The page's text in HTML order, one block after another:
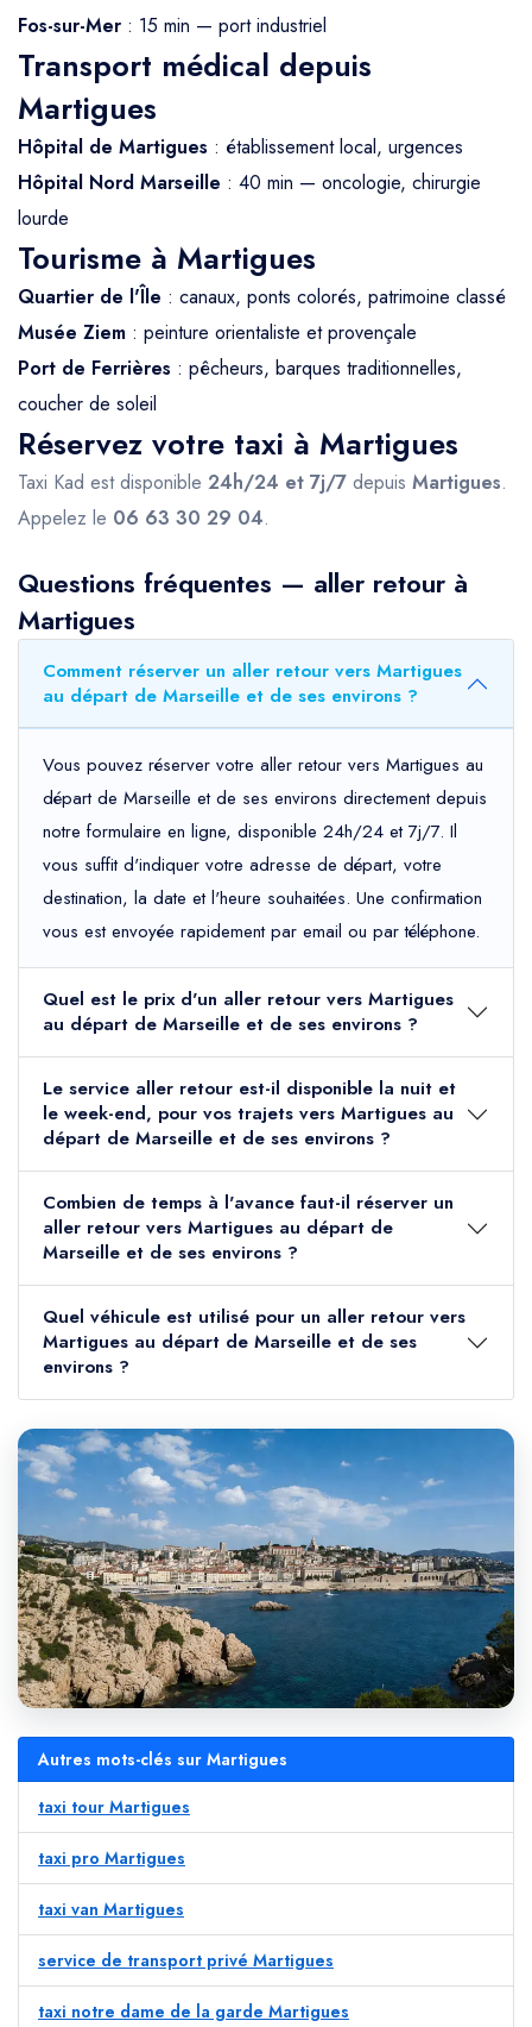
Fos-sur-Mer : 15 min — port industriel
Transport médical depuis
Martigues
Hôpital de Martigues : établissement local, urgences
Hôpital Nord Marseille : 40 min — oncologie, chirurgie
lourde
Tourisme à Martigues
Quartier de l'Île : canaux, ponts colorés, patrimoine classé
Musée Ziem : peinture orientaliste et provençale
Port de Ferrières : pêcheurs, barques traditionnelles,
coucher de soleil
Réservez votre taxi à Martigues
Taxi Kad est disponible 24h/24 et 7j/7 depuis Martigues.
Appelez le 06 63 30 29 04.
Questions fréquentes — aller retour à
Martigues
Comment réserver un aller retour vers Martigues
au départ de Marseille et de ses environs ?
Vous pouvez réserver votre aller retour vers Martigues au
départ de Marseille et de ses environs directement depuis
notre formulaire en ligne, disponible 24h/24 et 7j/7. Il
vous suffit d'indiquer votre adresse de départ, votre
destination, la date et l'heure souhaitées. Une confirmation
vous est envoyée rapidement par email ou par téléphone.
Quel est le prix d'un aller retour vers Martigues
au départ de Marseille et de ses environs ?
Le service aller retour est-il disponible la nuit et
le week-end, pour vos trajets vers Martigues au
départ de Marseille et de ses environs ?
Combien de temps à l'avance faut-il réserver un
aller retour vers Martigues au départ de
Marseille et de ses environs ?
Quel véhicule est utilisé pour un aller retour vers
Martigues au départ de Marseille et de ses
environs ?
Autres mots-clés sur Martigues
taxi tour Martigues
taxi pro Martigues
taxi van Martigues
service de transport privé Martigues
taxi notre dame de la garde Martigues